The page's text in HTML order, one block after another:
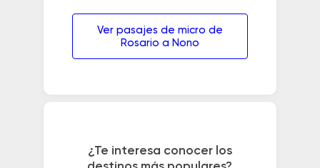
Ver pasajes de micro de
Rosario a Nono
¿Te interesa conocer los